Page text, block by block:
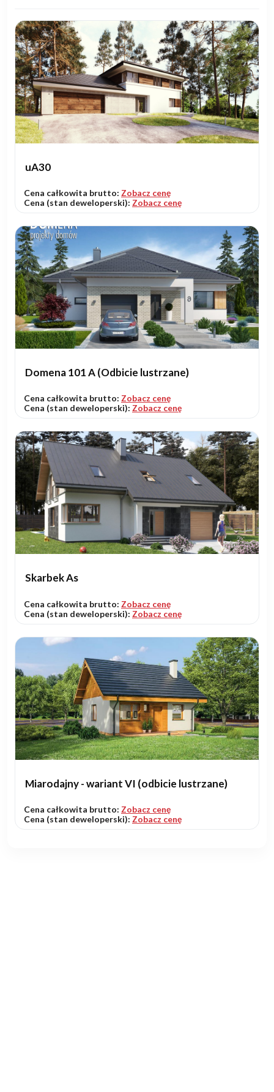
uA30
Cena całkowita brutto: Zobacz cenę
Cena (stan deweloperski): Zobacz cenę
Domena 101 A (Odbicie lustrzane)
Cena całkowita brutto: Zobacz cenę
Cena (stan deweloperski): Zobacz cenę
Skarbek As
Cena całkowita brutto: Zobacz cenę
Cena (stan deweloperski): Zobacz cenę
Miarodajny - wariant VI (odbicie lustrzane)
Cena całkowita brutto: Zobacz cenę
Cena (stan deweloperski): Zobacz cenę